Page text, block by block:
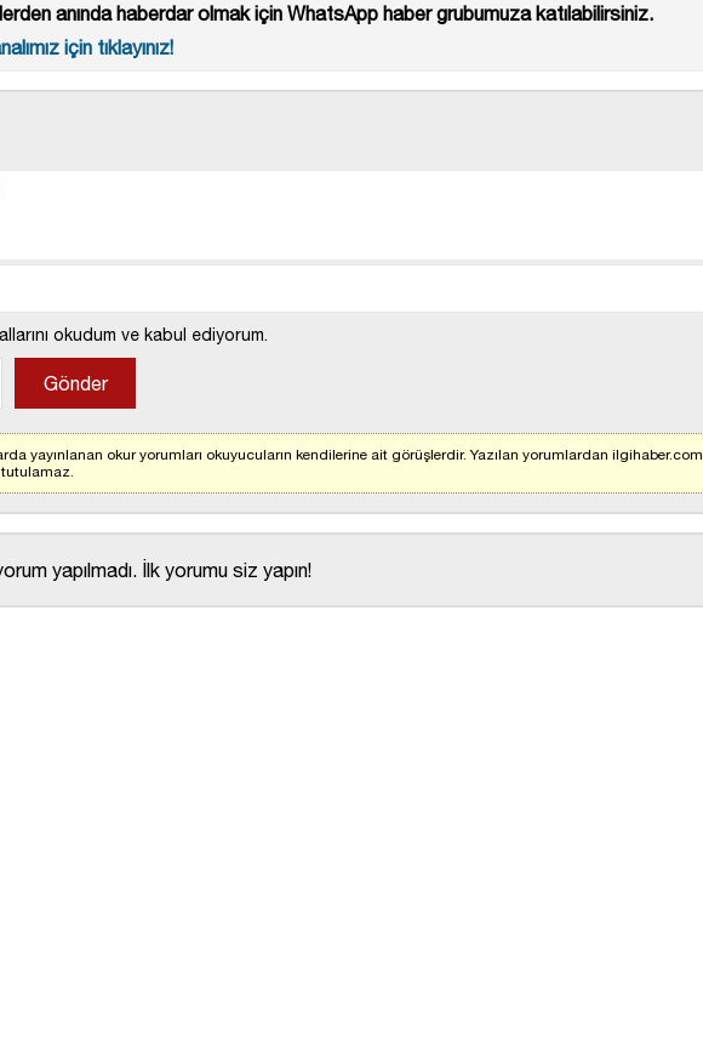
anında haberdar olmak için WhatsApp haber grubumuza katılabilirsiniz.
için tıklayınız!
okudum ve kabul ediyorum.
yayınlanan okur yorumları okuyucuların kendilerine ait görüşlerdir. Yazılan yorumlardan ilgihaber.com
yapılmadı. İlk yorumu siz yapın!